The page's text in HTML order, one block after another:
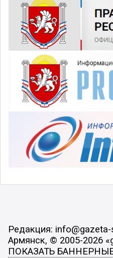
Редакция: info@gazeta-
Армянск, © 2005-2026
ПОКАЗАТЬ